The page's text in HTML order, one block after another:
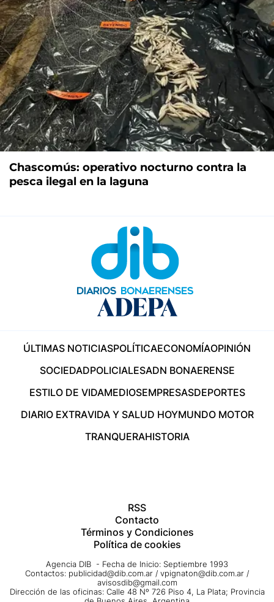
Chascomús: operativo nocturno contra la
pesca ilegal en la laguna
ÚLTIMAS NOTICIASPOLÍTICAECONOMÍAOPINIÓN
SOCIEDADPOLICIALESADN BONAERENSE
ESTILO DE VIDAMEDIOSEMPRESASDEPORTES
DIARIO EXTRAVIDA Y SALUD HOYMUNDO MOTOR
TRANQUERAHISTORIA
RSS
Contacto
Términos y Condiciones
Política de cookies
Agencia DIB - Fecha de Inicio: Septiembre 1993
Contactos: publicidad@dib.com.ar / vpignaton@dib.com.ar /
avisosdib@gmail.com
Dirección de las oficinas: Calle 48 Nº 726 Piso 4, La Plata; Provincia